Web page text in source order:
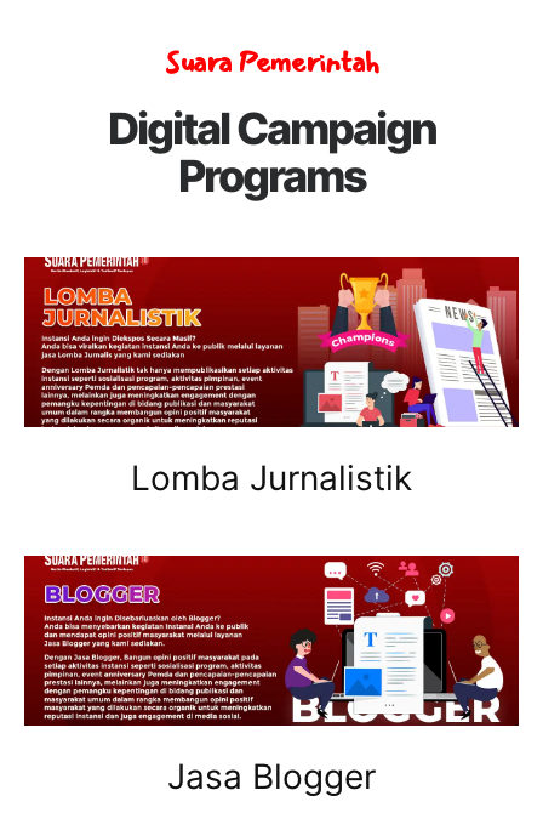
Suara Pemerintah
Digital Campaign
Programs
Lomba Jurnalistik
Jasa Blogger